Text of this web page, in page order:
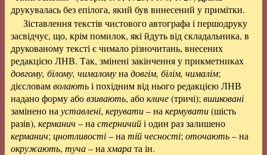
друкувалась без епілога, який був винесений у примітки.
Зіставлення текстів чистового автографа і першодруку
засвідчує, що, крім помилок, які йдуть від складальника, в
друкованому тексті є чимало різночитань, внесених
редакцією ЛНВ. Так, змінені закінчення у прикметниках
довгому, білому, чималомуна довгім, білім, чималім;
дієсловамволаютьі похідним від нього редакцією ЛНВ
надано форму абовзивають, абокличе(тричі); вшиковані
замінено на уставлені, керувати– на кермувати(шість
разів), керманич – на стерничийі один раз залишено
керманич; цнотливості– на тій чесності; оточають– на
окружають, туча– на хмарата ін.